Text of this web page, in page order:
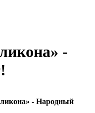
-
- Народный